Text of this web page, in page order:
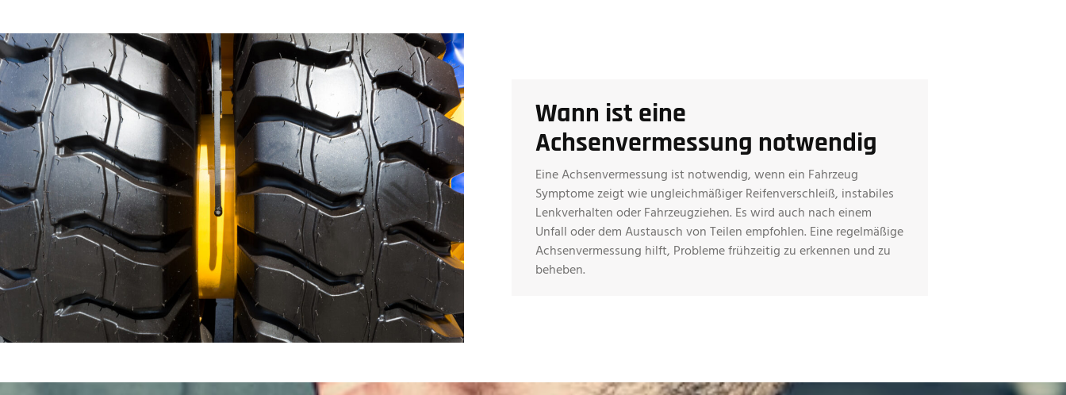
Wann ist eine
Achsenvermessung notwendig
Eine Achsenvermessung ist notwendig, wenn ein Fahrzeug
Symptome zeigt wie ungleichmäßiger Reifenverschleiß, instabiles
Lenkverhalten oder Fahrzeugziehen. Es wird auch nach einem
Unfall oder dem Austausch von Teilen empfohlen. Eine regelmäßige
Achsenvermessung hilft, Probleme frühzeitig zu erkennen und zu
beheben.